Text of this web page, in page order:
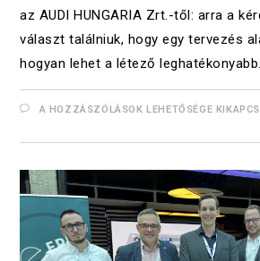
az AUDI HUNGARIA Zrt.-től: arra a
választ találniuk, hogy egy tervezés
hogyan lehet a létező leghatékonyabb.
A HOZZÁSZÓLÁSOK LEHETŐSÉGE